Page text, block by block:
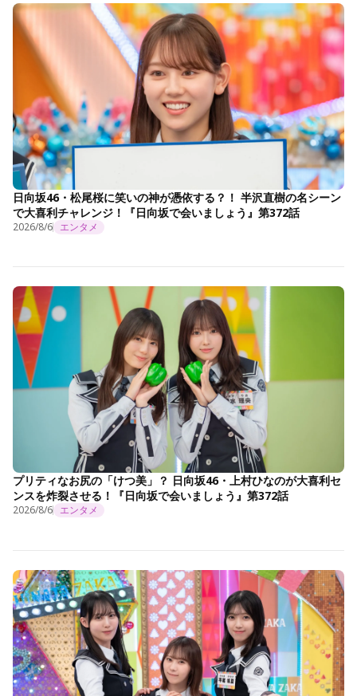
日向坂46・松尾桜に笑いの神が憑依する？！ 半沢直樹の名シーン
で大喜利チャレンジ！『日向坂で会いましょう』第372話
2026/8/6 エンタメ
プリティなお尻の「けつ美」？ 日向坂46・上村ひなのが大喜利セ
ンスを炸裂させる！『日向坂で会いましょう』第372話
2026/8/6 エンタメ